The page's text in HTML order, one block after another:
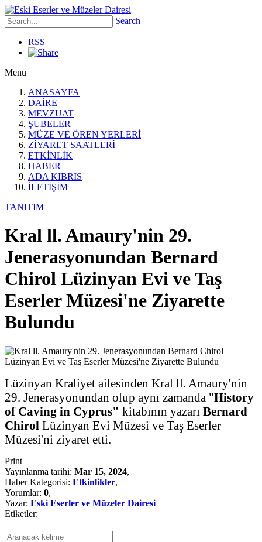
Search
RSS
Menu
ANASAYFA
DAİRE
MEVZUAT
ŞUBELER
MÜZE VE ÖREN YERLERİ
ZİYARET SAATLERİ
ETKİNLİK
HABER
ADA KIBRIS
İLETİŞİM
TANITIM
Kral ll. Amaury'nin 29.
Jenerasyonundan Bernard
Chirol Lüzinyan Evi ve Taş
Eserler Müzesi'ne Ziyarette
Bulundu
Lüzinyan Kraliyet ailesinden Kral ll. Amaury'nin
29. Jenerasyonundan olup aynı zamanda "History
of Caving in Cyprus" kitabının yazarı Bernard
Chirol Lüzinyan Evi Müzesi ve Taş Eserler
Müzesi'ni ziyaret etti.
Print
Yayınlanma tarihi: Mar 15, 2024,
Haber Kategorisi: Etkinlikler,
Yorumlar: 0,
Yazar: Eski Eserler ve Müzeler Dairesi
Etiketler: